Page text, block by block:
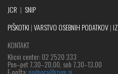
JCR | SNIP
PIŠKOTKI |VARSTVO OSEBNIH PODATKOV|
KONTAKT
Klicni center: 02 2520 333
Pon‒pet 7.30–20.00, sob 7.30–13.00
E-pošta: podpora@izum.si